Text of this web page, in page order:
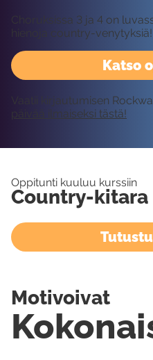
Katso
Choruksissa 3 ja 4 on
hienoja country-venytyksiä!
Vaatii kirjautumisen
päivää ilmaiseksi tästä!
Oppitunti kuuluu kurssiin
Country-kitara
Motivoivat